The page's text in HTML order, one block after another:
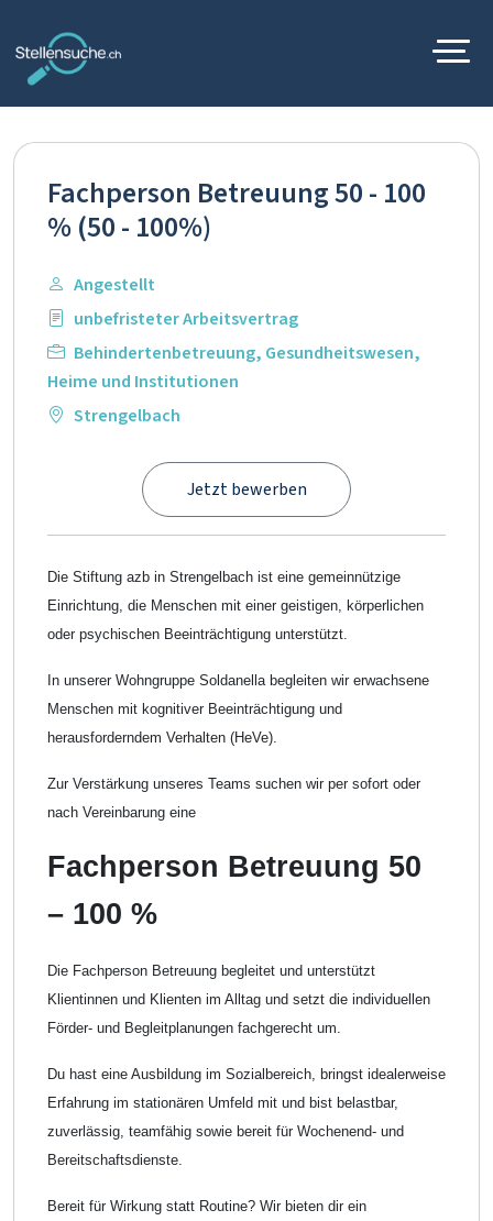
Fachperson Betreuung 50 - 100
% (50 - 100%)
Angestellt
unbefristeter Arbeitsvertrag
Behindertenbetreuung, Gesundheitswesen,
Heime und Institutionen
Strengelbach
Jetzt bewerben
Die Stiftung azb in Strengelbach ist eine gemeinnützige
Einrichtung, die Menschen mit einer geistigen, körperlichen
oder psychischen Beeinträchtigung unterstützt.
In unserer Wohngruppe Soldanella begleiten wir erwachsene
Menschen mit kognitiver Beeinträchtigung und
herausforderndem Verhalten (HeVe).
Zur Verstärkung unseres Teams suchen wir per sofort oder
nach Vereinbarung eine
Fachperson Betreuung 50
– 100 %
Die Fachperson Betreuung begleitet und unterstützt
Klientinnen und Klienten im Alltag und setzt die individuellen
Förder- und Begleitplanungen fachgerecht um.
Du hast eine Ausbildung im Sozialbereich, bringst idealerweise
Erfahrung im stationären Umfeld mit und bist belastbar,
zuverlässig, teamfähig sowie bereit für Wochenend- und
Bereitschaftsdienste.
Bereit für Wirkung statt Routine? Wir bieten dir ein